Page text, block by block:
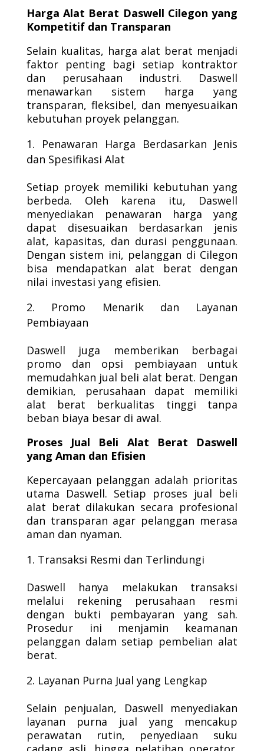
Harga Alat Berat Daswell Cilegon yang
Kompetitif dan Transparan
Selain kualitas, harga alat berat menjadi
faktor penting bagi setiap kontraktor
dan perusahaan industri. Daswell
menawarkan sistem harga yang
transparan, fleksibel, dan menyesuaikan
kebutuhan proyek pelanggan.
Penawaran Harga Berdasarkan Jenis
dan Spesifikasi Alat
Setiap proyek memiliki kebutuhan yang
berbeda. Oleh karena itu, Daswell
menyediakan penawaran harga yang
dapat disesuaikan berdasarkan jenis
alat, kapasitas, dan durasi penggunaan.
Dengan sistem ini, pelanggan di Cilegon
bisa mendapatkan alat berat dengan
nilai investasi yang efisien.
Promo Menarik dan Layanan
Pembiayaan
Daswell juga memberikan berbagai
promo dan opsi pembiayaan untuk
memudahkan jual beli alat berat. Dengan
demikian, perusahaan dapat memiliki
alat berat berkualitas tinggi tanpa
beban biaya besar di awal.
Proses Jual Beli Alat Berat Daswell
yang Aman dan Efisien
Kepercayaan pelanggan adalah prioritas
utama Daswell. Setiap proses jual beli
alat berat dilakukan secara profesional
dan transparan agar pelanggan merasa
aman dan nyaman.
Transaksi Resmi dan Terlindungi
Daswell hanya melakukan transaksi
melalui rekening perusahaan resmi
dengan bukti pembayaran yang sah.
Prosedur ini menjamin keamanan
pelanggan dalam setiap pembelian alat
berat.
Layanan Purna Jual yang Lengkap
Selain penjualan, Daswell menyediakan
layanan purna jual yang mencakup
perawatan rutin, penyediaan suku